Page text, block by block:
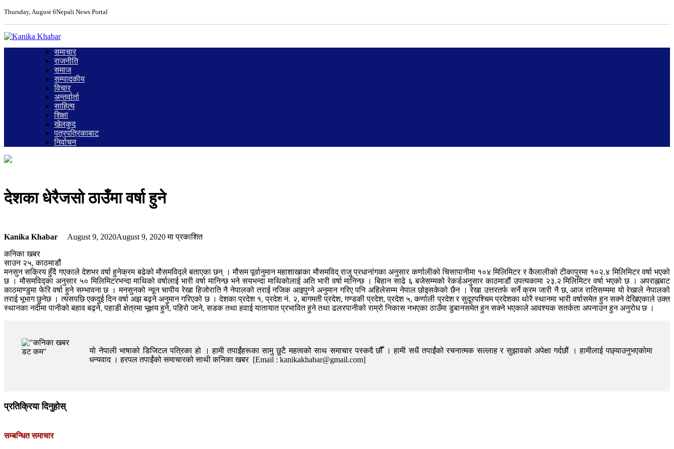
Thursday, August 6Nepali News Portal
समाचार
राजनीति
समाज
सम्पादकीय
विचार
अन्तर्वार्ता
साहित्य
शिक्षा
खेलकुद
पत्रपत्रिकाबाट
निर्वाचन
देशका धेरैजसो ठाउँमा वर्षा हुने
Kanika Khabar August 9, 2020August 9, 2020मा प्रकाशित
कनिका खबर
साउन २५, काठमाडौं
मनसुन सक्रिय हुँदै गएकाले देशभर वर्षा हुनेक्रम बढेको मौसमविद्ले बताएका छन् । मौसम पूर्वानुमान महाशाखाका मौसमविद् राजु प्रधानांगका अनुसार कर्णालीको चिसापानीमा १०४ मिलिमिटर र कैलालीको टीकापुरमा १०२.४ मिलिमिटर वर्षा भएको
छ । मौसमविद्का अनुसार ५० मिलिमिटरभन्दा माथिको वर्षालाई भारी वर्षा मानिन्छ भने सयभन्दा माथिकोलाई अति भारी वर्षा मानिन्छ । बिहान साढे ६ बजेसम्मको रेकर्डअनुसार काठमाडौं उपत्यकामा २३.२ मिलिमिटर वर्षा भएको छ । अपराह्नबाट
काठमाण्डुमा फेरि वर्षा हुने सम्भावना छ । मनसुनको न्यून चापीय रेखा हिजोराति नै नेपालको तराई नजिक आइपुग्ने अनुमान गरिए पनि अहिलेसम्म नेपाल छोइसकेको छैन । रेखा उत्तरतर्फ सर्ने क्रम जारी नै छ, आज रातिसम्ममा यो रेखाले नेपालको
तराई भूभाग छुनेछ । त्यसपछि एकदुई दिन वर्षा अझ बढ्ने अनुमान गरिएको छ । देशका प्रदेश १, प्रदेश नं. २, बागमती प्रदेश, गण्डकी प्रदेश, प्रदेश ५, कर्णाली प्रदेश र सुदूरपश्चिम प्रदेशका थोरै स्थानमा भारी वर्षासमेत हुन सक्ने देखिएकाले उक्त
स्थानका नदीमा पानीको बहाव बढ्ने, पहाडी क्षेत्रमा भूक्षय हुने, पहिरो जाने, सडक तथा हवाई यातायात प्रभावित हुने तथा ढलरपानीको राम्रो निकास नभएका ठाउँमा डुबानसमेत हुन सक्ने भएकाले आवश्यक सतर्कता अपनाउन हुन अनुरोध छ ।
यो नेपाली भाषाको डिजिटल पत्रिका हो । हामी तपाईंहरूका सामु छुटै महत्वको साथ समाचार पस्कदै छौँँ । हामी सधैं तपाईंको रचनात्मक सल्लाह र सुझावको अपेक्षा गर्दछौं । हामीलाई पछ्याउनुभएकोमा
धन्यवाद । हरपल तपाईंको समाचारको साथी कनिका खबर [Email : kanikakhabar@gmail.com]
प्रतिक्रिया दिनुहोस्
सम्बन्धित समाचार